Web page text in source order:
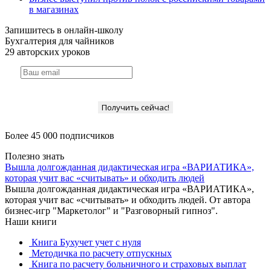
в магазинах
Запишитесь в онлайн-школу
Бухгалтерия для чайников
29 авторских уроков
Получить сейчас!
Более 45 000 подписчиков
Полезно знать
Вышла долгожданная дидактическая игра «ВАРИАТИКА»,
которая учит вас «считывать» и обходить людей
Вышла долгожданная дидактическая игра «ВАРИАТИКА»,
которая учит вас «считывать» и обходить людей. От автора
бизнес-игр "Маркетолог" и "Разговорный гипноз".
Наши книги
Книга Бухучет учет с нуля
Методичка по расчету отпускных
Книга по расчету больничного и страховых выплат